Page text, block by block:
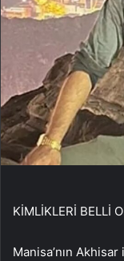
KİMLİKLERİ BELLİ
Manisa’nın